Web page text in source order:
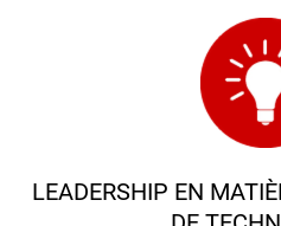
LEADERSHIP EN